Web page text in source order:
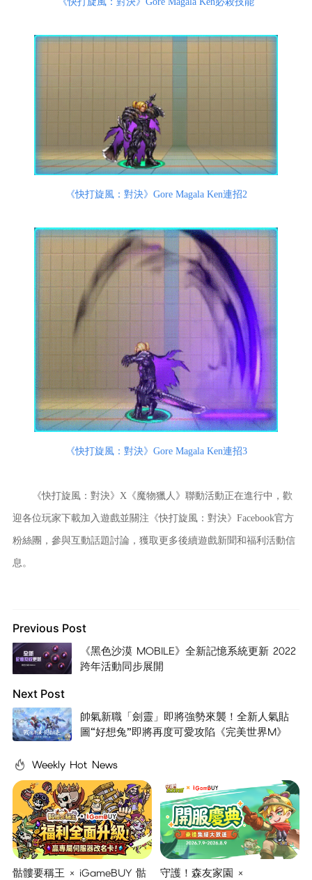
《快打旋風：對決》Gore Magala Ken連招2
《快打旋風：對決》Gore Magala Ken連招3
《快打旋風：對決》X《魔物獵人》聯動活動正在進行中，歡
迎各位玩家下載加入遊戲並關注《快打旋風：對決》Facebook官方
粉絲團，參與互動話題討論，獲取更多後續遊戲新聞和福利活動信
息。
Previous Post
《黑色沙漠 MOBILE》全新記憶系統更新 2022
跨年活動同步展開
Next Post
帥氣新職「劍靈」即將強勢來襲！全新人氣貼
圖“好想兔”即將再度可愛攻陷《完美世界M》
Weekly Hot News
骷髏要稱王 × iGameBUY 骷
守護！森友家園 ×